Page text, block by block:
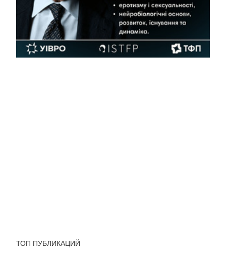
ТОП ПУБЛИКАЦИЙ